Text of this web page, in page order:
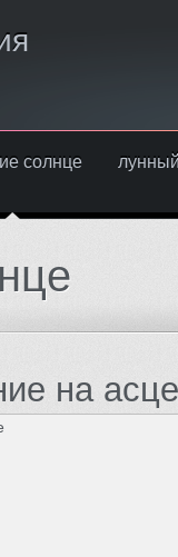
солнце
на